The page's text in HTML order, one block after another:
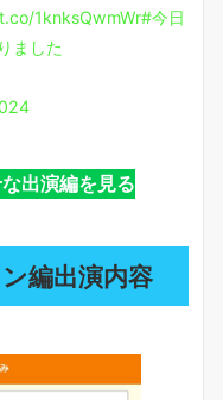
1knksQwmWr#今日
ました
出演編を見る
編出演内容